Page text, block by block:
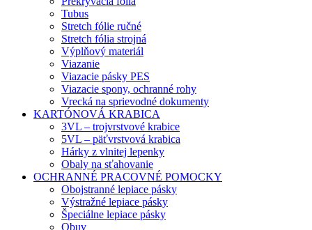
Tubus
Stretch fólie ručné
Stretch fólia strojná
Výplňový materiál
Viazanie
Viazacie pásky PES
Viazacie spony, ochranné rohy
Vrecká na sprievodné dokumenty
KARTÓNOVÁ KRABICA
3VL – trojvrstvové krabice
5VL – päťvrstvová krabica
Hárky z vlnitej lepenky
Obaly na sťahovanie
OCHRANNÉ PRACOVNÉ POMOCKY
Obojstranné lepiace pásky
Výstražné lepiace pásky
Špeciálne lepiace pásky
Obuv